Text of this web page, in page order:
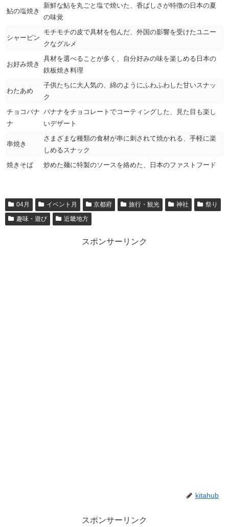
鮎の塩焼き
新鮮な鮎を丸ごと塩で焼いた、香ばしさが特徴の日本の夏
の味覚
シャーピン
モチモチの皮で具材を包んだ、外国の影響を受けたユニー
クなグルメ
お好み焼き
具材を選べることが多く、自分好みの味を楽しめる日本の
鉄板焼き料理
わたあめ
子供たちに大人気の、綿のようにふわふわした甘いスナッ
ク
チョコバナ
ナ
バナナをチョコレートでコーティングした、見た目も楽し
いデザート
串焼き
さまざまな種類の食材が串に刺されて焼かれる、手軽に楽
しめるスナック
焼きそば
炒めた麺に特製のソースを絡めた、日本のファストフード
04月 イベント月 京都府 旅行・観光 神社
祭り
趣味・遊び
近畿地方
スポンサーリンク
kitahub
スポンサーリンク